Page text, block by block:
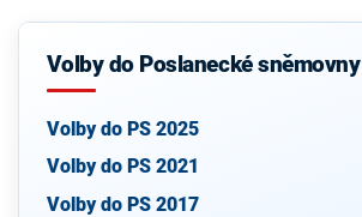
Volby do Poslanecké sněmovny
Volby do PS 2025
Volby do PS 2021
Volby do PS 2017